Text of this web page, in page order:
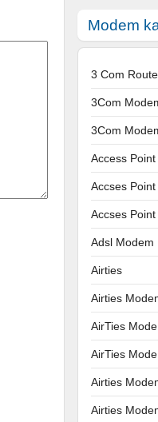
Modem
3 Com
3Com
3Com
Access
Accses
Accses
Adsl Modem
Airties
Airties
AirTies
AirTies
Airties
Airties